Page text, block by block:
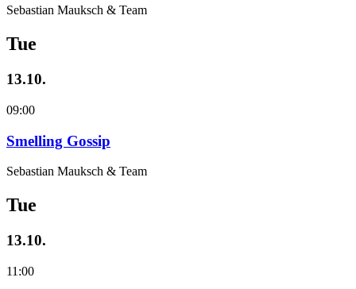
Sebastian Mauksch & Team
Tue
13.10.
09:00
Smelling Gossip
Sebastian Mauksch & Team
Tue
13.10.
11:00